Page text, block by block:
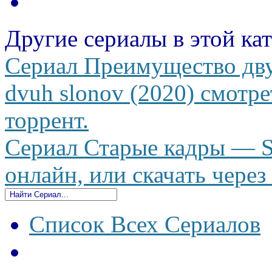
Другие сериалы в этой
Сериал Преимущество
dvuh slonov (2020)
торрент.
Сериал Старые кадры —
онлайн, или скачать
Список Всех Сериалов